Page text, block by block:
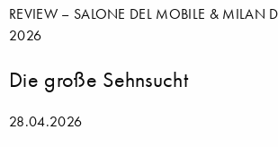
REVIEW – SALONE DEL MOBILE & MILAN
2026
Die große Sehnsucht
28.04.2026